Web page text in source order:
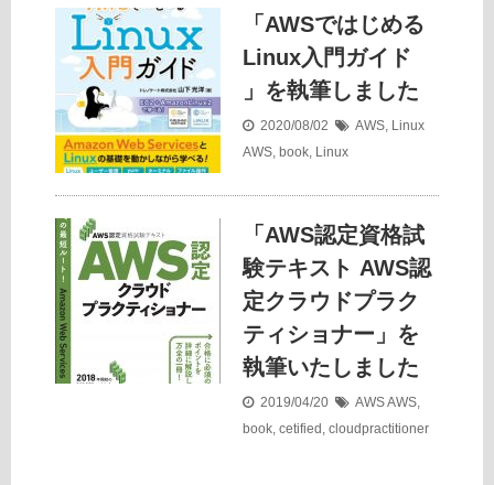
「AWSではじめる
Linux入門ガイド
」を執筆しました
2020/08/02 AWS, Linux
AWS, book, Linux
「AWS認定資格試
験テキスト AWS認
定クラウドプラク
ティショナー」を
執筆いたしました
2019/04/20 AWSAWS,
book, cetified , cloudpractitioner